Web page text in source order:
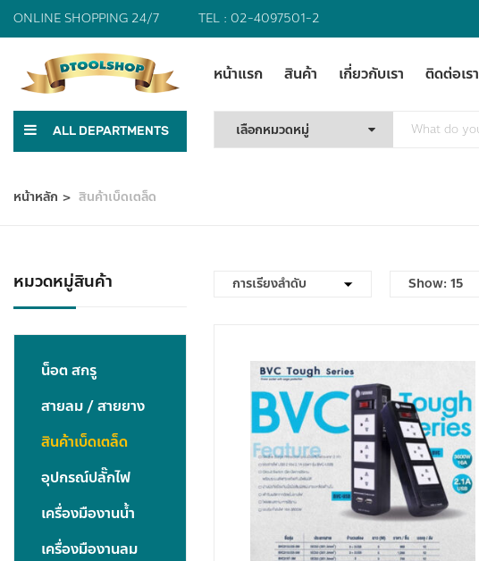
ONLINE SHOPPING 24/7 TEL : 02-4097501-2
หน้าแรก สินค้า เกี่ยวกับเรา ติดต่อเรา
ALL DEPARTMENTS
หน้าหลัก สินค้าเบ็ดเตล็ด
หมวดหมู่สินค้า
น็อต สกรู
สายลม / สายยาง
สินค้าเบ็ดเตล็ด
อุปกรณ์ปลั๊กไฟ
เครื่องมืองานน้ำ
เครื่องมืองานลม